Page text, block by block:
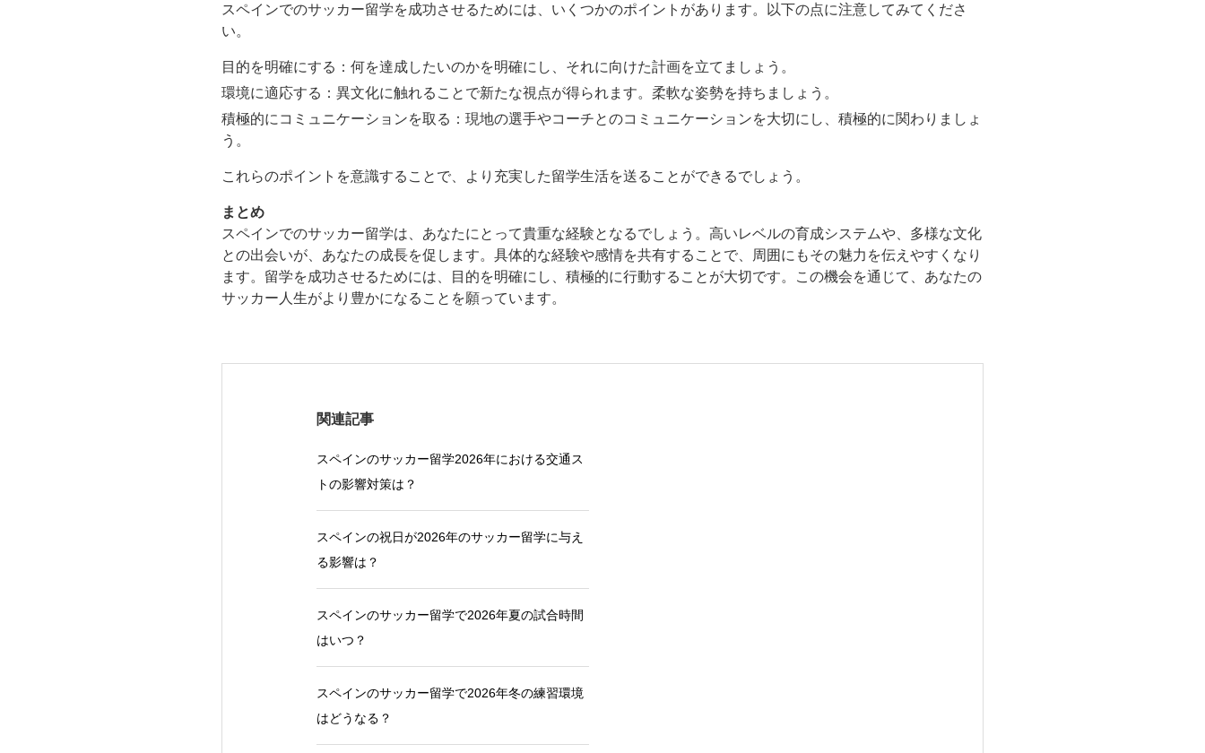
スペインでのサッカー留学を成功させるためには、いくつかのポイントがあります。以下の点に注意してみてくださ
い。
目的を明確にする：何を達成したいのかを明確にし、それに向けた計画を立てましょう。
環境に適応する：異文化に触れることで新たな視点が得られます。柔軟な姿勢を持ちましょう。
積極的にコミュニケーションを取る：現地の選手やコーチとのコミュニケーションを大切にし、積極的に関わりましょ
う。
これらのポイントを意識することで、より充実した留学生活を送ることができるでしょう。
まとめ
スペインでのサッカー留学は、あなたにとって貴重な経験となるでしょう。高いレベルの育成システムや、多様な文化
との出会いが、あなたの成長を促します。具体的な経験や感情を共有することで、周囲にもその魅力を伝えやすくなり
ます。留学を成功させるためには、目的を明確にし、積極的に行動することが大切です。この機会を通じて、あなたの
サッカー人生がより豊かになることを願っています。
関連記事
スペインのサッカー留学2026年における交通ス
トの影響対策は？
スペインの祝日が2026年のサッカー留学に与え
る影響は？
スペインのサッカー留学で2026年夏の試合時間
はいつ？
スペインのサッカー留学で2026年冬の練習環境
はどうなる？